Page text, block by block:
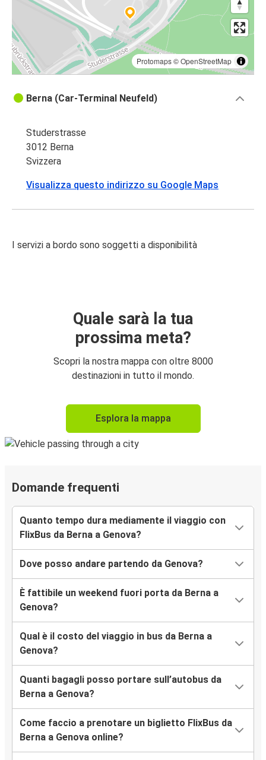
Protomaps©OpenStreetMap
Berna (Car-Terminal Neufeld)
Studerstrasse
3012 Berna
Svizzera
Visualizza questo indirizzo su Google Maps
I servizi a bordo sono soggetti a disponibilità
Quale sarà la tua
prossima meta?
Scopri la nostra mappa con oltre 8000
destinazioni in tutto il mondo.
Esplora la mappa
Domande frequenti
Quanto tempo dura mediamente il viaggio con
FlixBus da Berna a Genova?
Dove posso andare partendo da Genova?
È fattibile un weekend fuori porta da Berna a
Genova?
Qual è il costo del viaggio in bus da Berna a
Genova?
Quanti bagagli posso portare sull’autobus da
Berna a Genova?
Come faccio a prenotare un biglietto FlixBus da
Berna a Genova online?